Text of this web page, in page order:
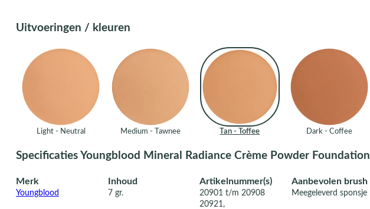
Uitvoeringen / kleuren
Light - Neutral Medium - Tawnee Tan - Toffee Dark - Coffee
Specificaties Youngblood Mineral Radiance Crème Powder Foundation
Merk
Youngblood
Inhoud
7 gr.
Artikelnummer(s)
20901 t/m 20908
20921,
Aanbevolen brush
Meegeleverd sponsje